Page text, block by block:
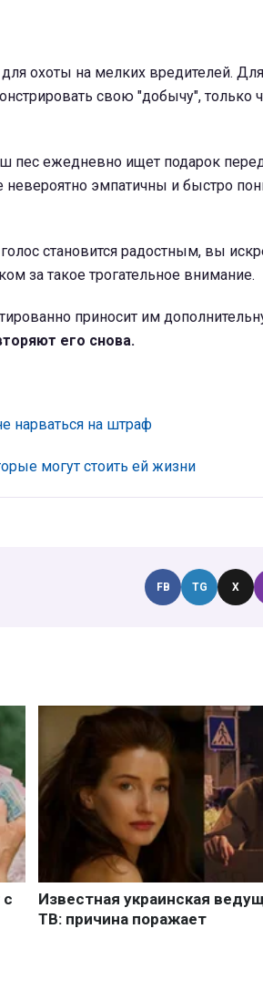
охоты на мелких вредителей.
свою "добычу", только
пес ежедневно ищет подарок
эмпатичны и быстро
становится радостным, вы
за такое трогательное внимание.
приносит им
его снова.
нарваться на штраф
могут стоить ей жизни
FB TG X